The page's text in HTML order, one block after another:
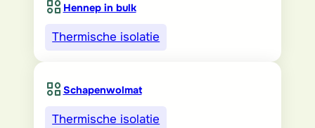
Hennep in bulk
Thermische isolatie
Schapenwolmat
Thermische isolatie